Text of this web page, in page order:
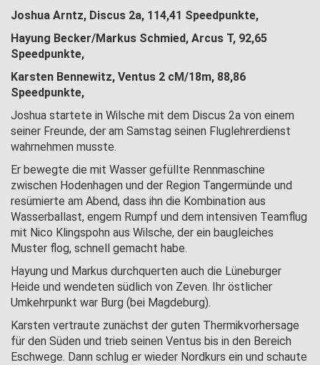
Joshua Arntz, Discus 2a, 114,41 Speedpunkte,
Hayung Becker/Markus Schmied, Arcus T, 92,65
Speedpunkte,
Karsten Bennewitz, Ventus 2 cM/18m, 88,86
Speedpunkte,
Joshua startete in Wilsche mit dem Discus 2a von einem
seiner Freunde, der am Samstag seinen Fluglehrerdienst
wahrnehmen musste.
Er bewegte die mit Wasser gefüllte Rennmaschine
zwischen Hodenhagen und der Region Tangermünde und
resümierte am Abend, dass ihn die Kombination aus
Wasserballast, engem Rumpf und dem intensiven Teamflug
mit Nico Klingspohn aus Wilsche, der ein baugleiches
Muster flog, schnell gemacht habe.
Hayung und Markus durchquerten auch die Lüneburger
Heide und wendeten südlich von Zeven. Ihr östlicher
Umkehrpunkt war Burg (bei Magdeburg).
Karsten vertraute zunächst der guten Thermikvorhersage
für den Süden und trieb seinen Ventus bis in den Bereich
Eschwege. Dann schlug er wieder Nordkurs ein und schaute